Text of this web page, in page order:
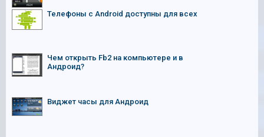
Телефоны с Android доступны для всех
Чем открыть Fb2 на компьютере и в
Андроид?
Виджет часы для Андроид